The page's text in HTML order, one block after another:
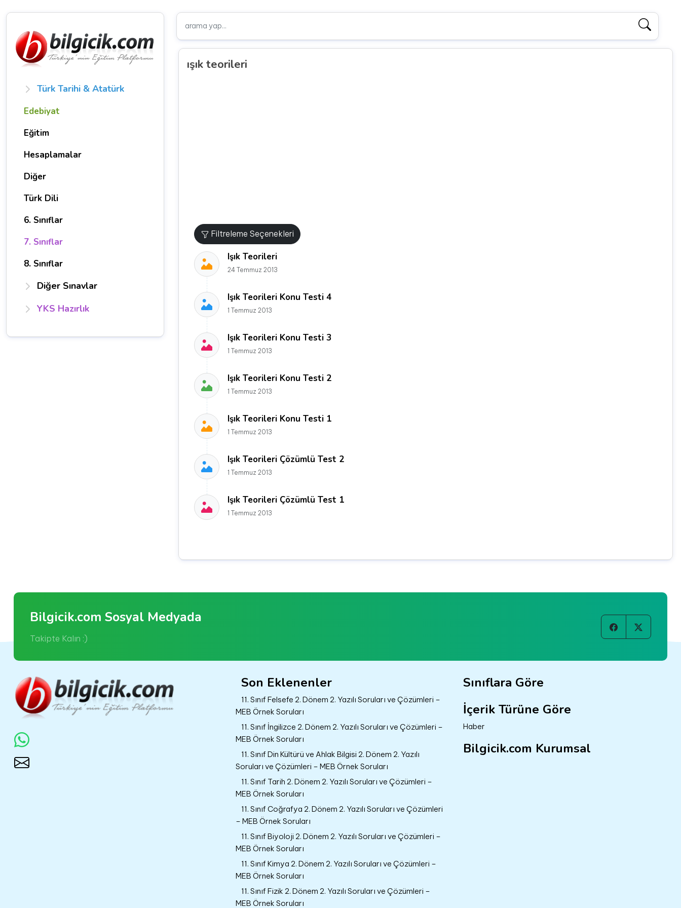
Türk Tarihi & Atatürk
Edebiyat
Eğitim
Hesaplamalar
Diğer
Türk Dili
6. Sınıflar
7. Sınıflar
8. Sınıflar
Diğer Sınavlar
YKS Hazırlık
ışık teorileri
Filtreleme Seçenekleri
Işık Teorileri
24 Temmuz 2013
Işık Teorileri Konu Testi 4
1 Temmuz 2013
Işık Teorileri Konu Testi 3
1 Temmuz 2013
Işık Teorileri Konu Testi 2
1 Temmuz 2013
Işık Teorileri Konu Testi 1
1 Temmuz 2013
Işık Teorileri Çözümlü Test 2
1 Temmuz 2013
Işık Teorileri Çözümlü Test 1
1 Temmuz 2013
Bilgicik.com Sosyal Medyada
Takipte Kalın :)
Son Eklenenler
11. Sınıf Felsefe 2. Dönem 2. Yazılı Soruları ve Çözümleri –
MEB Örnek Soruları
11. Sınıf İngilizce 2. Dönem 2. Yazılı Soruları ve Çözümleri –
MEB Örnek Soruları
11. Sınıf Din Kültürü ve Ahlak Bilgisi 2. Dönem 2. Yazılı
Soruları ve Çözümleri – MEB Örnek Soruları
11. Sınıf Tarih 2. Dönem 2. Yazılı Soruları ve Çözümleri –
MEB Örnek Soruları
11. Sınıf Coğrafya 2. Dönem 2. Yazılı Soruları ve Çözümleri
– MEB Örnek Soruları
11. Sınıf Biyoloji 2. Dönem 2. Yazılı Soruları ve Çözümleri –
MEB Örnek Soruları
11. Sınıf Kimya 2. Dönem 2. Yazılı Soruları ve Çözümleri –
MEB Örnek Soruları
11. Sınıf Fizik 2. Dönem 2. Yazılı Soruları ve Çözümleri –
MEB Örnek Soruları
Sınıflara Göre
İçerik Türüne Göre
Haber
Bilgicik.com Kurumsal